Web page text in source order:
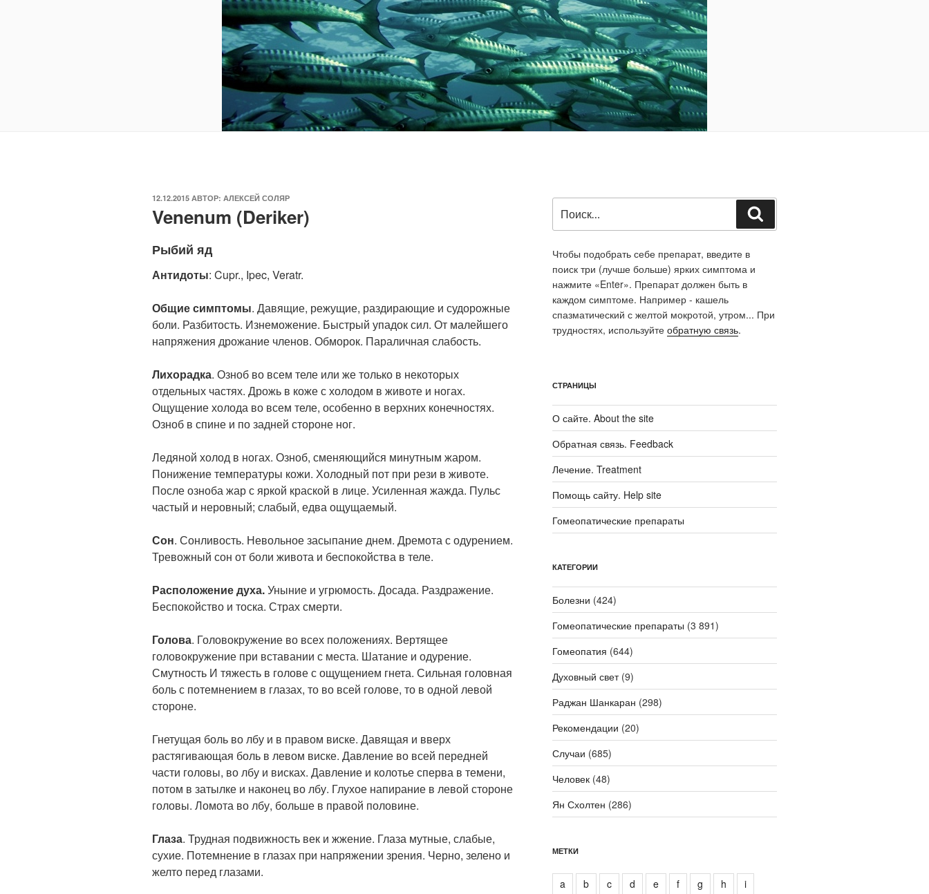
ОПУБЛИКОВАНО
12.12.2015 АВТОР: АЛЕКСЕЙ СОЛЯР
Venenum (Deriker)
Рыбий яд
Антидоты: Cupr., Ipec, Veratr.
Общие симптомы. Давящие, режущие, раздирающие и судорожные
боли. Разбитость. Изнеможение. Быстрый упадок сил. От малейшего
напряжения дрожание членов. Обморок. Параличная слабость.
Лихорадка. Озноб во всем теле или же только в некоторых
отдельных частях. Дрожь в коже с холодом в животе и ногах.
Ощущение холода во всем теле, особенно в верхних конечностях.
Озноб в спине и по задней стороне ног.
Ледяной холод в ногах. Озноб, сменяющийся минутным жаром.
Понижение температуры кожи. Холодный пот при рези в животе.
После озноба жар с яркой краской в лице. Усиленная жажда. Пульс
частый и неровный; слабый, едва ощущаемый.
Сон. Сонливость. Невольное засыпание днем. Дремота с одурением.
Тревожный сон от боли живота и беспокойства в теле.
Расположение духа.Уныние и угрюмость. Досада. Раздражение.
Беспокойство и тоска. Страх смерти.
Голова. Головокружение во всех положениях. Вертящее
головокружение при вставании с места. Шатание и одурение.
Смутность И тяжесть в голове с ощущением гнета. Сильная головная
боль с потемнением в глазах, то во всей голове, то в одной левой
стороне.
Гнетущая боль во лбу и в правом виске. Давящая и вверх
растягивающая боль в левом виске. Давление во всей передней
части головы, во лбу и висках. Давление и колотье сперва в темени,
потом в затылке и наконец во лбу. Глухое напирание в левой стороне
головы. Ломота во лбу, больше в правой половине.
Глаза. Трудная подвижность век и жжение. Глаза мутные, слабые,
сухие. Потемнение в глазах при напряжении зрения. Черно, зелено и
желто перед глазами.
Чтобы подобрать себе препарат, введите в
поиск три (лучше больше) ярких симптома и
нажмите «Enter». Препарат должен быть в
каждом симптоме. Например - кашель
спазматический с желтой мокротой, утром... При
трудностях, используйте обратную связь.
СТРАНИЦЫ
О сайте. About the site
Обратная связь. Feedback
Лечение. Treatment
Помощь сайту. Help site
Гомеопатические препараты
КАТЕГОРИИ
Болезни (424)
Гомеопатические препараты (3 891)
Гомеопатия (644)
Духовный свет(9)
Раджан Шанкаран (298)
Рекомендации (20)
Случаи (685)
Человек(48)
Ян Схолтен (286)
МЕТКИ
a b c d e f g h
i